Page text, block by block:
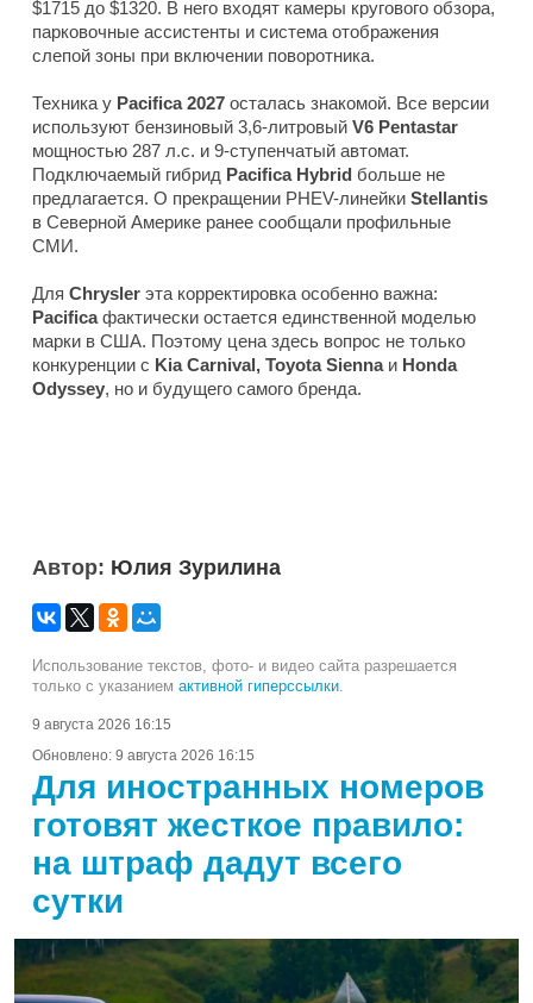
$1715 до $1320. В него входят камеры кругового обзора,
парковочные ассистенты и система отображения
слепой зоны при включении поворотника.
Техника у Pacifica 2027 осталась знакомой. Все версии
используют бензиновый 3,6-литровый V6 Pentastar
мощностью 287 л.с. и 9-ступенчатый автомат.
Подключаемый гибрид Pacifica Hybrid больше не
предлагается. О прекращении PHEV-линейки Stellantis
в Северной Америке ранее сообщали профильные
СМИ.
Для Chrysler эта корректировка особенно важна:
Pacificaфактически остается единственной моделью
марки в США. Поэтому цена здесь вопрос не только
конкуренции с Kia Carnival, Toyota Sienna и Honda
Odyssey, но и будущего самого бренда.
Автор: Юлия Зурилина
Использование текстов, фото- и видео сайта разрешается
только с указанием активной гиперссылки.
9 августа 2026 16:15
Обновлено: 9 августа 2026 16:15
Для иностранных номеров
готовят жесткое правило:
на штраф дадут всего
сутки